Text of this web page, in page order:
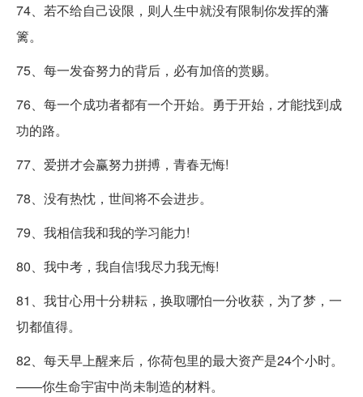
74、若不给自己设限，则人生中就没有限制你发挥的藩
篱。
75、每一发奋努力的背后，必有加倍的赏赐。
76、每一个成功者都有一个开始。勇于开始，才能找到成
功的路。
77、爱拼才会赢努力拼搏，青春无悔!
78、没有热忱，世间将不会进步。
79、我相信我和我的学习能力!
80、我中考，我自信!我尽力我无悔!
81、我甘心用十分耕耘，换取哪怕一分收获，为了梦，一
切都值得。
82、每天早上醒来后，你荷包里的最大资产是24个小时。
——你生命宇宙中尚未制造的材料。